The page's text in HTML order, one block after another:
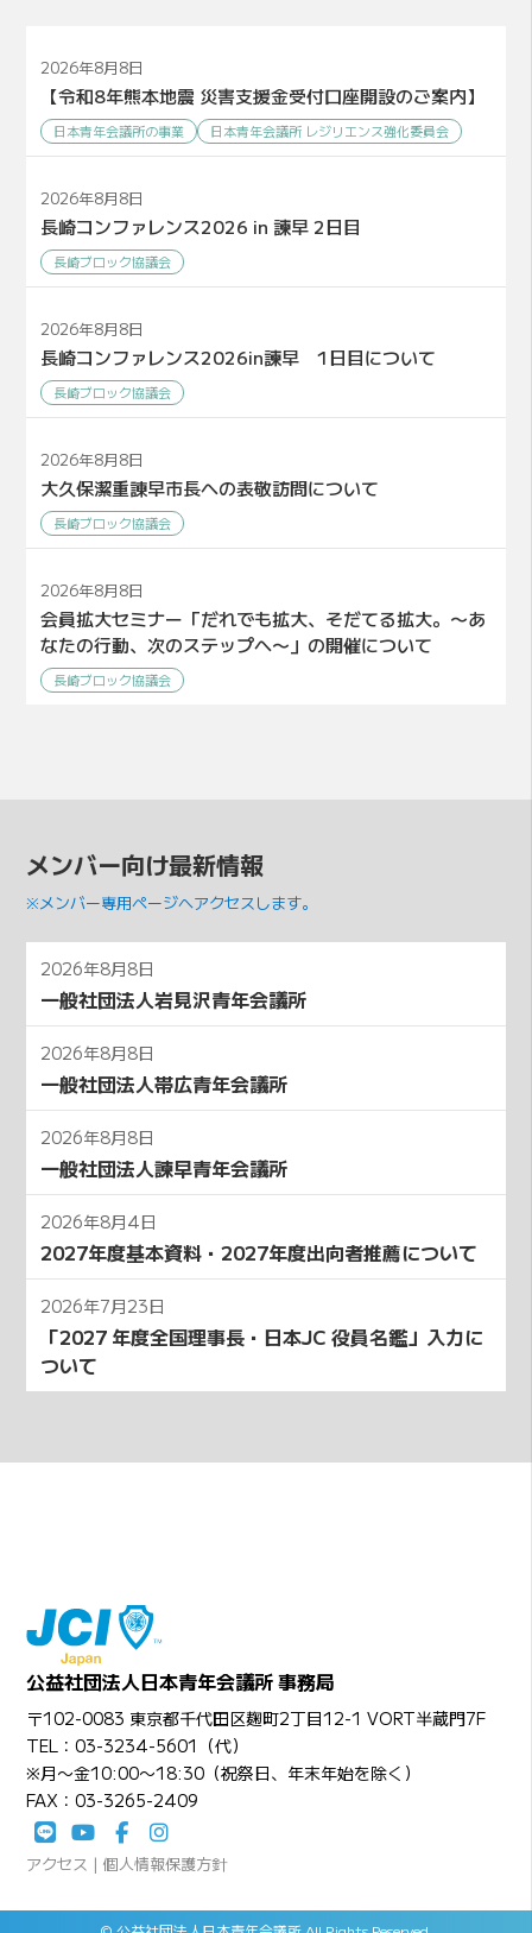
2026年8月8日
【令和8年熊本地震 災害支援金受付口座開設のご案内】
日本青年会議所の事業 日本青年会議所 レジリエンス強化委員会
2026年8月8日
長崎コンファレンス2026 in 諫早 2日目
長崎ブロック協議会
2026年8月8日
長崎コンファレンス2026in諫早 1日目について
長崎ブロック協議会
2026年8月8日
大久保潔重諌早市長への表敬訪問について
長崎ブロック協議会
2026年8月8日
会員拡大セミナー「だれでも拡大、そだてる拡大。〜あ
なたの行動、次のステップへ〜」の開催について
長崎ブロック協議会
メンバー向け最新情報
※メンバー専用ページへアクセスします。
2026年8月8日
一般社団法人岩見沢青年会議所
2026年8月8日
一般社団法人帯広青年会議所
2026年8月8日
一般社団法人諫早青年会議所
2026年8月4日
2027年度基本資料・2027年度出向者推薦について
2026年7月23日
「2027 年度全国理事⻑・⽇本JC 役員名鑑」⼊⼒に
ついて
公益社団法人日本青年会議所 事務局
〒102-0083 東京都千代田区麹町2丁目12-1 VORT半蔵門7F
TEL：03-3234-5601（代）
※月〜金10:00〜18:30（祝祭日、年末年始を除く）
FAX：03-3265-2409
アクセス |個人情報保護方針